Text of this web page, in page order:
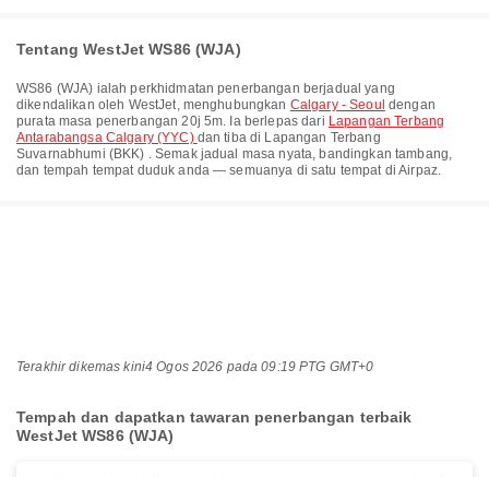
Tentang WestJet WS86 (WJA)
WS86 (WJA) ialah perkhidmatan penerbangan berjadual yang
dikendalikan oleh WestJet, menghubungkan Calgary - Seoul dengan
purata masa penerbangan20j 5m. Ia berlepas dari Lapangan Terbang
Antarabangsa Calgary (YYC) dan tiba di Lapangan Terbang
Suvarnabhumi (BKK) . Semak jadual masa nyata, bandingkan tambang,
dan tempah tempat duduk anda — semuanya di satu tempat di Airpaz.
Terakhir dikemas kini4 Ogos 2026 pada 09:19 PTG GMT+0
Tempah dan dapatkan tawaran penerbangan terbaik
WestJet WS86 (WJA)